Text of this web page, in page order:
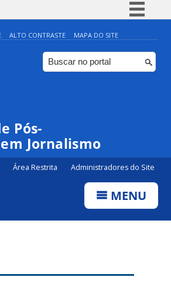
Simplifique!
Comunica BR
Participe
ALTO CONTRASTE MAPA DO SITE
Pós-
Jornalismo
Área Restrita Administradores do Site
MENU